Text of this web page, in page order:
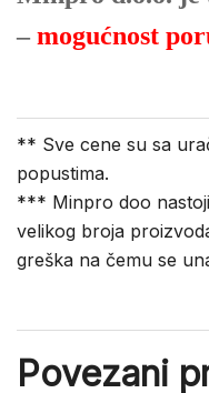
–mogućnost
** Sve cene su sa
popustima.
*** Minpro doo
velikog broja
greška na čemu se
Povezani